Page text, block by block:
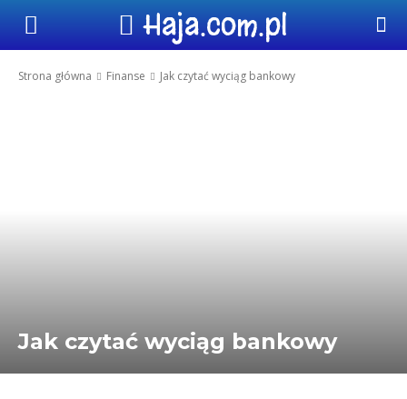
Haja.com.pl
Strona główna Finanse Jak czytać wyciąg bankowy
Jak czytać wyciąg bankowy